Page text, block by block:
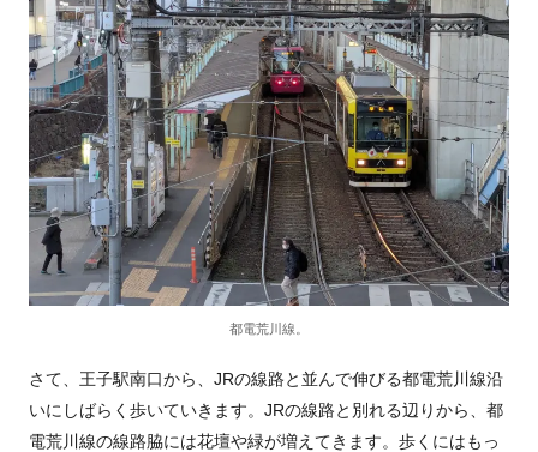
都電荒川線。
さて、王子駅南口から、JRの線路と並んで伸びる都電荒川線沿
いにしばらく歩いていきます。JRの線路と別れる辺りから、都
電荒川線の線路脇には花壇や緑が増えてきます。歩くにはもっ